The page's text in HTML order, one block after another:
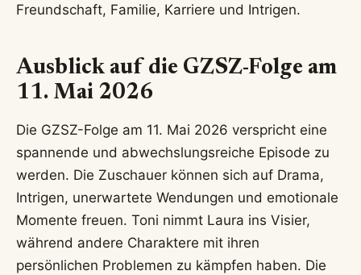
Freundschaft, Familie, Karriere und Intrigen.
Ausblick auf die GZSZ-Folge am
11. Mai 2026
Die GZSZ-Folge am 11. Mai 2026 verspricht eine
spannende und abwechslungsreiche Episode zu
werden. Die Zuschauer können sich auf Drama,
Intrigen, unerwartete Wendungen und emotionale
Momente freuen. Toni nimmt Laura ins Visier,
während andere Charaktere mit ihren
persönlichen Problemen zu kämpfen haben. Die